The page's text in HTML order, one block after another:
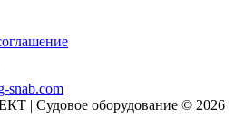
snab.com
| Судовое оборудование © 2026